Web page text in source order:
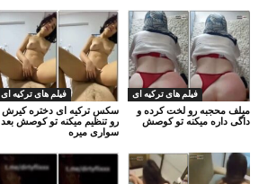
فیلم های ترکیه ای
سکس ترکیه ای دختره کیرش
رو تنظیم میکنه تو کوصش بعد
سواری میره
فیلم های ترکیه ای
میلف محجبه رو لخت کرده و
داگی داره میکنه تو کوصش